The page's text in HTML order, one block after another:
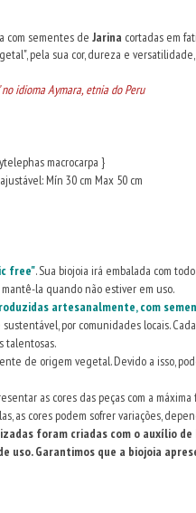
com sementes de Jarina cortadas em
pela sua cor, dureza e
idioma Aymara, etnia do Peru
macrocarpa }
Mín 30 cm Max 50 cm
free". Sua biojoia irá embalada com
la quando não estiver em uso.
artesanalmente, com
por comunidades locais.
talentosas.
de origem vegetal. Devido a isso,
as cores das peças com a
as cores podem sofrer variações,
foram criadas com o auxílio
uso. Garantimos que a biojoia